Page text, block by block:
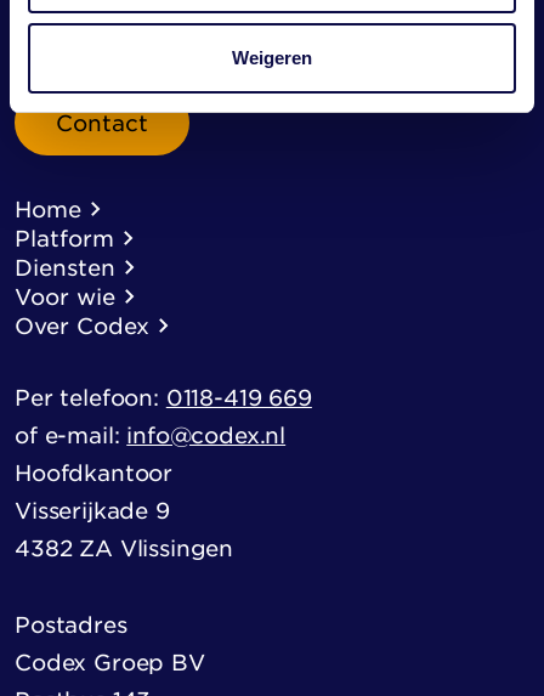
Weigeren
Contact
Home
Platform
Diensten
Voor wie
Over Codex
Per telefoon: 0118-419 669
of e-mail: info@codex.nl
Hoofdkantoor
Visserijkade 9
4382 ZA Vlissingen
Postadres
Codex Groep BV